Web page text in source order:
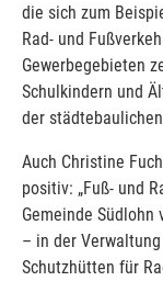
die sich zum
Rad- und
Gewerbegebieten
Schulkindern und
der
Auch Christine
positiv: „Fuß- und
Gemeinde
– in der
Schutzhütten für